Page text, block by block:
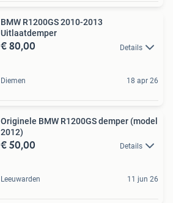
BMW R1200GS 2010-2013
Uitlaatdemper
€ 80,00 Details
Diemen 18 apr 26
Originele BMW R1200GS demper (model
2012)
€ 50,00 Details
Leeuwarden 11 jun 26